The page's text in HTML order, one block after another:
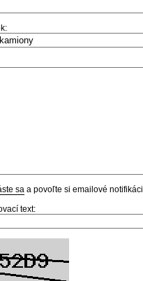
sa a povoľte si emailové
text: